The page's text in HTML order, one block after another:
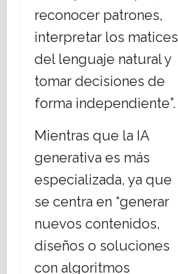
reconocer patrones,
interpretar los matices
del lenguaje natural y
tomar decisiones de
forma independiente”.
Mientras que la IA
generativa es más
especializada, ya que
se centra en “generar
nuevos contenidos,
diseños o soluciones
con algoritmos